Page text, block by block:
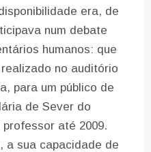
era, de
num debate
humanos: que
no auditório
para um público de
de Sever do
até 2009.
a sua capacidade de